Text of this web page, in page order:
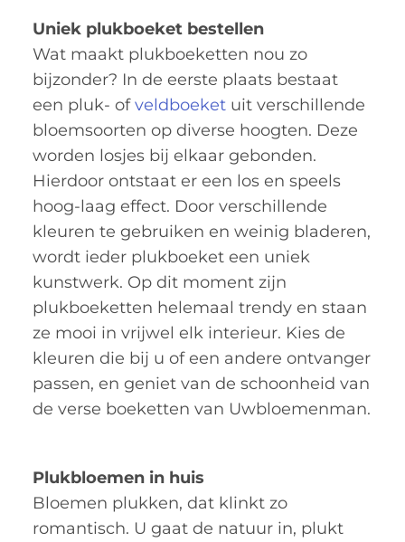
Uniek plukboeket bestellen
Wat maakt plukboeketten nou zo
bijzonder? In de eerste plaats bestaat
een pluk- ofveldboeket uit verschillende
bloemsoorten op diverse hoogten. Deze
worden losjes bij elkaar gebonden.
Hierdoor ontstaat er een los en speels
hoog-laag effect. Door verschillende
kleuren te gebruiken en weinig bladeren,
wordt ieder plukboeket een uniek
kunstwerk. Op dit moment zijn
plukboeketten helemaal trendy en staan
ze mooi in vrijwel elk interieur. Kies de
kleuren die bij u of een andere ontvanger
passen, en geniet van de schoonheid van
de verse boeketten van Uwbloemenman.
Plukbloemen in huis
Bloemen plukken, dat klinkt zo
romantisch. U gaat de natuur in, plukt